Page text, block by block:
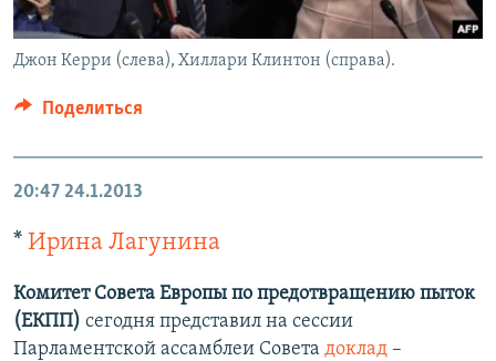
Джон Керри (слева), Хиллари Клинтон (справа).
Поделиться
20:47 24.1.2013
* Ирина Лагунина
Комитет Совета Европы по предотвращению пыток
(ЕКПП) сегодня представил на сессии
Парламентской ассамблеи Совета доклад –